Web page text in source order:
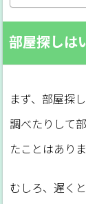
部屋探しは
まず、部屋探
調べたりして
たことはありま
むしろ、遅く